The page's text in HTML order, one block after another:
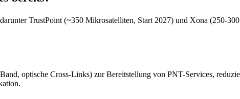
TrustPoint (~350 Mikrosatelliten, Start 2027) und Xona (250-
optische Cross-Links) zur Bereitstellung von PNT-Services,